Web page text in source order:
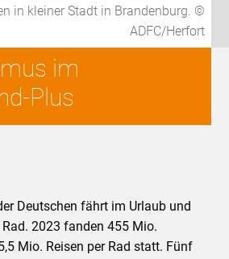
in kleiner Stadt in Brandenburg. ©
ADFC/Herfort
im
Plus
Deutschen fährt im Urlaub und
2023 fanden 455 Mio.
Mio. Reisen per Rad statt. Fünf